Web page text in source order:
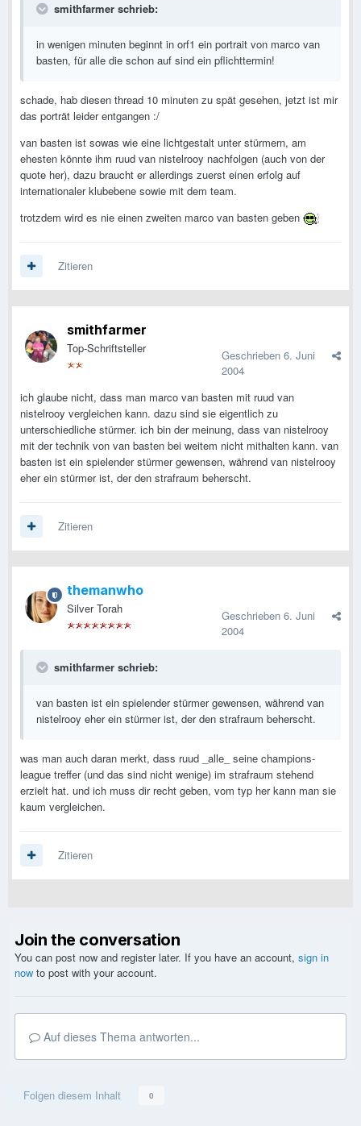
smithfarmer schrieb:
in wenigen minuten beginnt in orf1 ein portrait von marco van
basten, für alle die schon auf sind ein pflichttermin!
schade, hab diesen thread 10 minuten zu spät gesehen, jetzt ist mir
das porträt leider entgangen :/
van basten ist sowas wie eine lichtgestalt unter stürmern, am
ehesten könnte ihm ruud van nistelrooy nachfolgen (auch von der
quote her), dazu braucht er allerdings zuerst einen erfolg auf
internationaler klubebene sowie mit dem team.
trotzdem wird es nie einen zweiten marco van basten geben
Zitieren
smithfarmer
Top-Schriftsteller Geschrieben 6. Juni
2004
ich glaube nicht, dass man marco van basten mit ruud van
nistelrooy vergleichen kann. dazu sind sie eigentlich zu
unterschiedliche stürmer. ich bin der meinung, dass van nistelrooy
mit der technik von van basten bei weitem nicht mithalten kann. van
basten ist ein spielender stürmer gewensen, während van nistelrooy
eher ein stürmer ist, der den strafraum beherscht.
Zitieren
themanwho
Silver Torah Geschrieben 6. Juni
2004
smithfarmer schrieb:
van basten ist ein spielender stürmer gewensen, während van
nistelrooy eher ein stürmer ist, der den strafraum beherscht.
was man auch daran merkt, dass ruud _alle_ seine champions-
league treffer (und das sind nicht wenige) im strafraum stehend
erzielt hat. und ich muss dir recht geben, vom typ her kann man sie
kaum vergleichen.
Zitieren
Join the conversation
You can post now and register later. If you have an account, sign in
now to post with your account.
Auf dieses Thema antworten...
Folgen diesem Inhalt 0